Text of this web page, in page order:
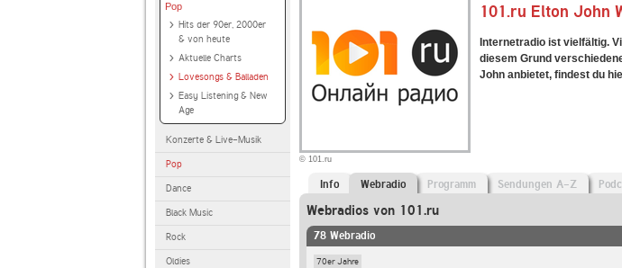
Pop
Hits der 90er, 2000er
& von heute
Aktuelle Charts
Lovesongs & Balladen
Easy Listening & New
Age
Konzerte & Live-Musik
Pop
Dance
Black Music
Rock
Oldies
© 101.ru
101.ru Elton John
Internetradio ist vielfältig.
diesem Grund
John anbietet, findest du
Info Webradio Programm Sendungen A-Z
Webradios von 101.ru
78 Webradio
70er Jahre